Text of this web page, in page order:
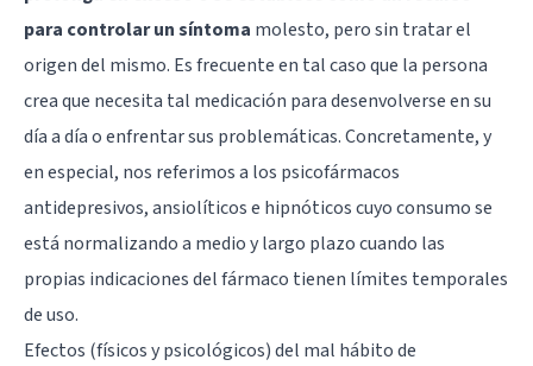
para controlar un síntoma molesto, pero sin tratar el
origen del mismo. Es frecuente en tal caso que la persona
crea que necesita tal medicación para desenvolverse en su
día a día o enfrentar sus problemáticas. Concretamente, y
en especial, nos referimos a los psicofármacos
antidepresivos, ansiolíticos e hipnóticos cuyo consumo se
está normalizando a medio y largo plazo cuando las
propias indicaciones del fármaco tienen límites temporales
de uso.
Efectos (físicos y psicológicos) del mal hábito de